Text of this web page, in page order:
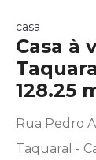
casa
Casa à
128.25
Rua Pedro
Taquaral -